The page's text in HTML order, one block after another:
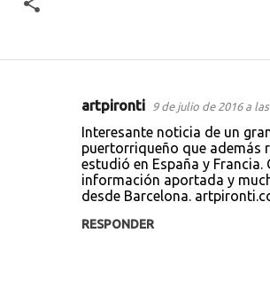
artpironti 9 de julio de 2016 a las
Interesante noticia de un
puertorriqueño que además
estudió en España y Francia.
información aportada y
desde Barcelona.
RESPONDER